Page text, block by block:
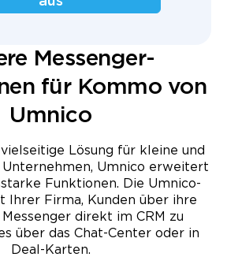
Messenger-
für Kommo von
Umnico
Lösung für kleine und
Umnico erweitert
Funktionen. Die Umnico-
Ihrer Firma, Kunden über ihre
direkt im CRM zu
über das Chat-Center oder in
Deal-Karten.